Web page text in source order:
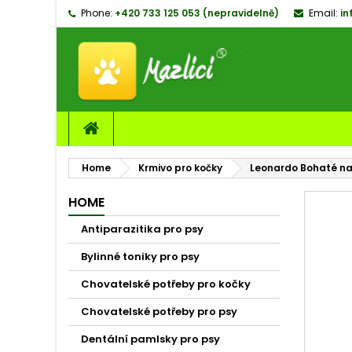
Phone: +420 733 125 053 (nepravidelně) Email:
Home Krmivo pro kočky Leonardo Bohaté
HOME
Antiparazitika pro psy
Bylinné toniky pro psy
Chovatelské potřeby pro kočky
Chovatelské potřeby pro psy
Dentální pamlsky pro psy